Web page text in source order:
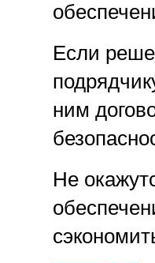
Если
ним
Не